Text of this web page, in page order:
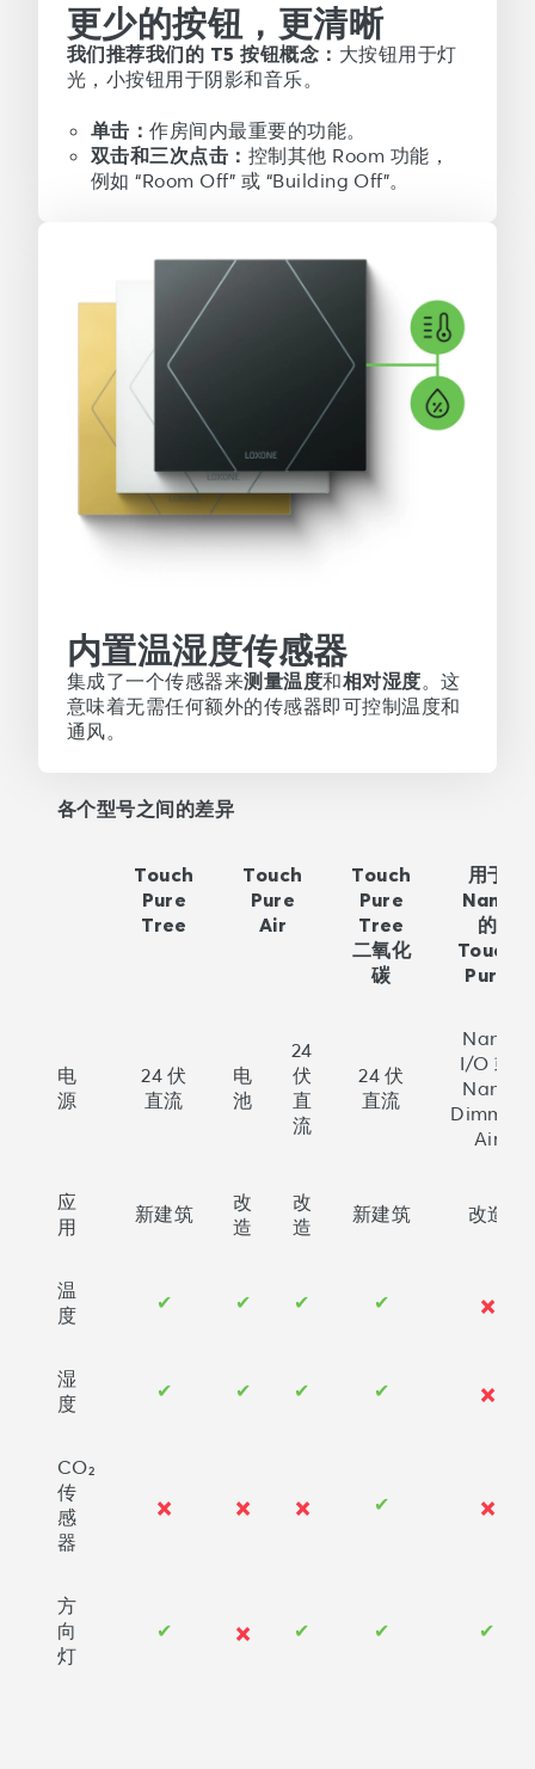
更少的按钮，更清晰
我们推荐我们的 T5 按钮概念： 大按钮用于灯
光，小按钮用于阴影和音乐。
单击：作房间内最重要的功能。
双击和三次点击： 控制其他 Room 功能，
例如 “Room Off” 或 “Building Off”。
内置温湿度传感器
集成了一个传感器来测量温度和相对湿度。这
意味着无需任何额外的传感器即可控制温度和
通风。
各个型号之间的差异
Touch
Pure
Tree
Touch
Pure
Air
Touch
Pure
Tree
二氧化
碳
用于
Nano
的
Touch
Pure
电
源
24 伏
直流
电
池
24
伏
直
流
24 伏
直流
Nano
I/O 或
Nano
Dimmer
Air
应
用
新建筑
改
造
改
造
新建筑 改造
温
度
✔ ✔ ✔ ✔ ✕
湿
度
✔ ✔ ✔ ✔ ✕
CO₂
传
感
器
✕ ✕ ✕ ✔ ✕
方
向
灯
✔ ✕ ✔ ✔ ✔